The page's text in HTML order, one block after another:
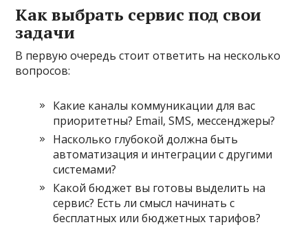
Как выбрать сервис под свои
задачи
В первую очередь стоит ответить на несколько
вопросов:
Какие каналы коммуникации для вас
приоритетны? Email, SMS, мессенджеры?
Насколько глубокой должна быть
автоматизация и интеграции с другими
системами?
Какой бюджет вы готовы выделить на
сервис? Есть ли смысл начинать с
бесплатных или бюджетных тарифов?